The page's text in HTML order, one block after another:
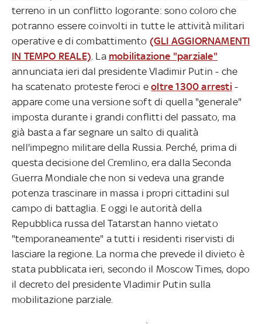
terreno in un conflitto logorante: sono coloro che
potranno essere coinvolti in tutte le attività militari
operative e di combattimento (GLI AGGIORNAMENTI
IN TEMPO REALE) . La mobilitazione "parziale"
annunciata ieri dal presidente Vladimir Putin - che
ha scatenato proteste feroci eoltre 1300 arresti -
appare come una versione soft di quella "generale"
imposta durante i grandi conflitti del passato, ma
già basta a far segnare un salto di qualità
nell'impegno militare della Russia. Perché, prima di
questa decisione del Cremlino, era dalla Seconda
Guerra Mondiale che non si vedeva una grande
potenza trascinare in massa i propri cittadini sul
campo di battaglia. E oggi le autorità della
Repubblica russa del Tatarstan hanno vietato
"temporaneamente" a tutti i residenti riservisti di
lasciare la regione. La norma che prevede il divieto è
stata pubblicata ieri, secondo il Moscow Times, dopo
il decreto del presidente Vladimir Putin sulla
mobilitazione parziale.